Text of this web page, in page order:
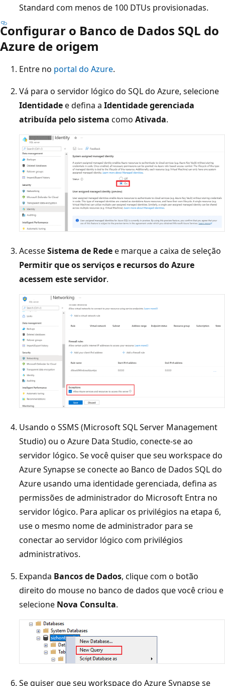
Standard com menos de 100 DTUs provisionadas.
Configurar o Banco de Dados SQL do
Azure de origem
Entre no portal do Azure.
Vá para o servidor lógico do SQL do Azure, selecione
Identidadee defina a Identidade gerenciada
atribuída pelo sistema como Ativada.
AcesseSistema de Redee marque a caixa de seleção
Permitir que os serviços e recursos do Azure
acessem este servidor.
Usando o SSMS (Microsoft SQL Server Management
Studio) ou o Azure Data Studio, conecte-se ao
servidor lógico. Se você quiser que seu workspace do
Azure Synapse se conecte ao Banco de Dados SQL do
Azure usando uma identidade gerenciada, defina as
permissões de administrador do Microsoft Entra no
servidor lógico. Para aplicar os privilégios na etapa 6,
use o mesmo nome de administrador para se
conectar ao servidor lógico com privilégios
administrativos.
Expanda Bancos de Dados, clique com o botão
direito do mouse no banco de dados que você criou e
selecione Nova Consulta.
Se quiser que seu workspace do Azure Synapse se